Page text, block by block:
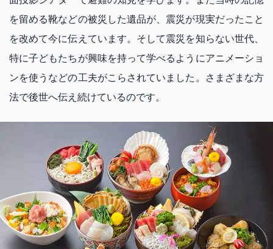
を留める靴などの被災した遺品が、震災が現実だったこと
を改めて今に伝えています。そして震災を知らない世代、
特に子どもたちが興味を持って学べるようにアニメーショ
ンを使うなどの工夫がこらされていました。さまざまな方
法で後世へ伝え続けているのです。